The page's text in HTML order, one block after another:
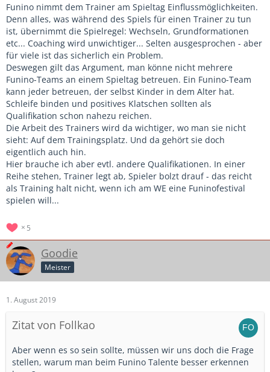
Funino nimmt dem Trainer am Spieltag Einflussmöglichkeiten.
Denn alles, was während des Spiels für einen Trainer zu tun
ist, übernimmt die Spielregel: Wechseln, Grundformationen
etc... Coaching wird unwichtiger... Selten ausgesprochen - aber
für viele ist das sicherlich ein Problem.
Deswegen gilt das Argument, man könne nicht mehrere
Funino-Teams an einem Spieltag betreuen. Ein Funino-Team
kann jeder betreuen, der selbst Kinder in dem Alter hat.
Schleife binden und positives Klatschen sollten als
Qualifikation schon nahezu reichen.
Die Arbeit des Trainers wird da wichtiger, wo man sie nicht
sieht: Auf dem Trainingsplatz. Und da gehört sie doch
eigentlich auch hin.
Hier brauche ich aber evtl. andere Qualifikationen. In einer
Reihe stehen, Trainer legt ab, Spieler bolzt drauf - das reicht
als Training halt nicht, wenn ich am WE eine Funinofestival
spielen will...
5
Goodie
Meister
1. August 2019
Zitat von Follkao
Aber wenn es so sein sollte, müssen wir uns doch die Frage
stellen, warum man beim Funino Talente besser erkennen